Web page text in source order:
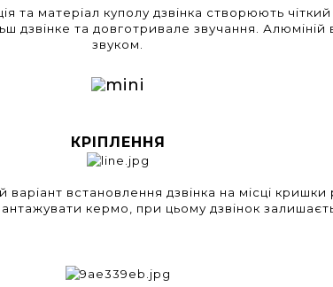
та матеріал куполу дзвінка створюють чіткий
дзвінке та довготривале звучання.
звуком.
КРІПЛЕННЯ
варіант встановлення дзвінка на місці кришки
кермо, при цьому дзвінок